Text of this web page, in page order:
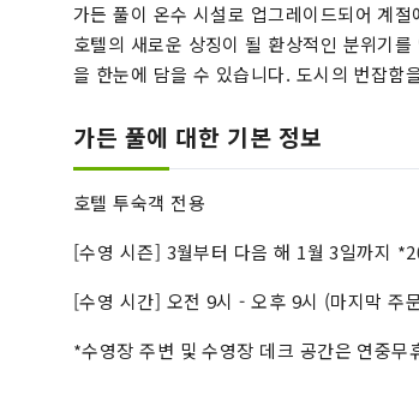
가든 풀이 온수 시설로 업그레이드되어 계
호텔의 새로운 상징이 될 환상적인 분위기
을 한눈에 담을 수 있습니다. 도시의 번잡함
가든 풀에 대한 기본 정보
호텔 투숙객 전용
[수영 시즌] 3월부터 다음 해 1월 3일까지
[수영 시간] 오전 9시 - 오후 9시 (마지막 주
*수영장 주변 및 수영장 데크 공간은 연중